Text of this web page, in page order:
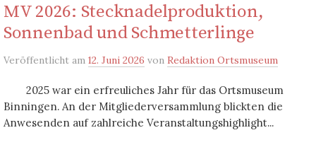
MV 2026: Stecknadelproduktion,
Sonnenbad und Schmetterlinge
Veröffentlicht am 12. Juni 2026 von Redaktion Ortsmuseum
2025 war ein erfreuliches Jahr für das Ortsmuseum
Binningen. An der Mitgliederversammlung blickten die
Anwesenden auf zahlreiche Veranstaltungshighlight...